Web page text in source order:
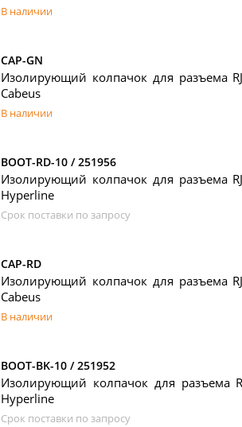
В наличии
CAP-GN
Изолирующий колпачок для разъема
Cabeus
В наличии
BOOT-RD-10 / 251956
Изолирующий колпачок для разъема
Hyperline
Срок поставки по запросу
CAP-RD
Изолирующий колпачок для разъема
Cabeus
В наличии
BOOT-BK-10 / 251952
Изолирующий колпачок для разъема
Hyperline
Срок поставки по запросу